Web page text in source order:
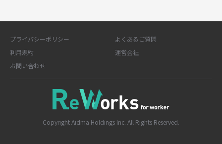
プライバシーポリシー
よくあるご質問
利用規約
運営会社
お問い合わせ
Copyright Aidma Holdings Inc. All Rights Reserved.